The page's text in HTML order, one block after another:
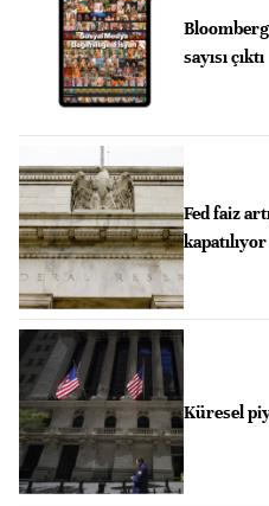
sayısı çıktı
Fed faiz
kapatılıyor
Küresel